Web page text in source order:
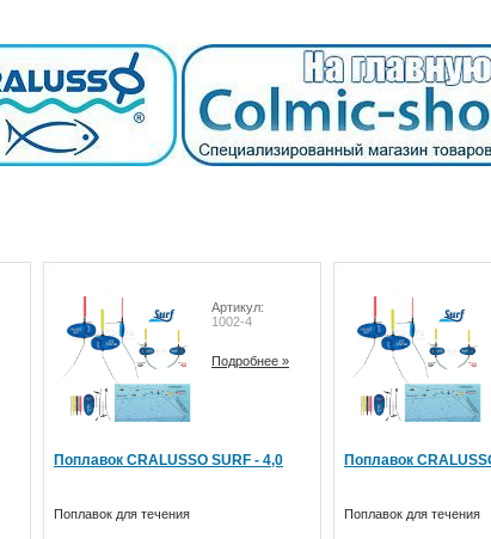
Артикул:
1002-4
Подробнее »
Поплавок CRALUSSO SURF - 4,0
Поплавок для течения
Поплавок
Поплавок для течения